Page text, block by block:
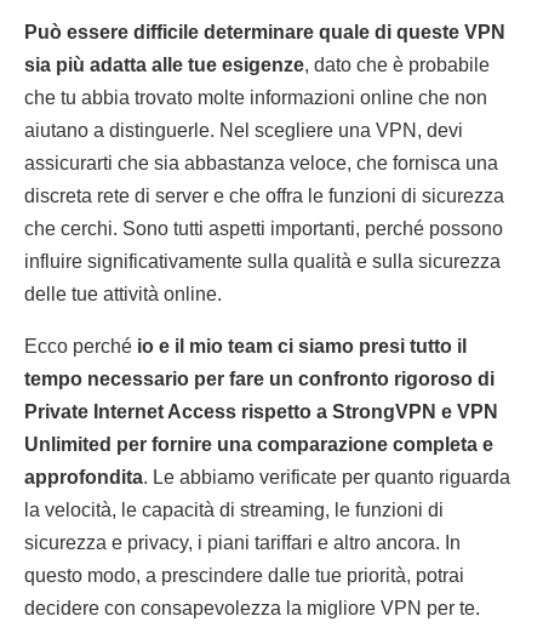
Può essere difficile determinare quale di queste VPN
sia più adatta alle tue esigenze, dato che è probabile
che tu abbia trovato molte informazioni online che non
aiutano a distinguerle. Nel scegliere una VPN, devi
assicurarti che sia abbastanza veloce, che fornisca una
discreta rete di server e che offra le funzioni di sicurezza
che cerchi. Sono tutti aspetti importanti, perché possono
influire significativamente sulla qualità e sulla sicurezza
delle tue attività online.
Ecco perché io e il mio team ci siamo presi tutto il
tempo necessario per fare un confronto rigoroso di
Private Internet Access rispetto a StrongVPN e VPN
Unlimited per fornire una comparazione completa e
approfondita. Le abbiamo verificate per quanto riguarda
la velocità, le capacità di streaming, le funzioni di
sicurezza e privacy, i piani tariffari e altro ancora. In
questo modo, a prescindere dalle tue priorità, potrai
decidere con consapevolezza la migliore VPN per te.